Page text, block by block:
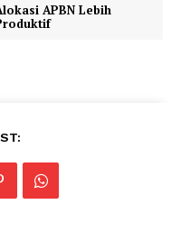
APBN Lebih